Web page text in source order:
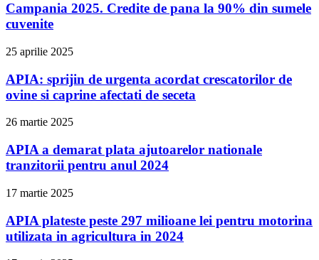
Campania 2025. Credite de pana la 90% din sumele
cuvenite
25 aprilie 2025
APIA: sprijin de urgenta acordat crescatorilor de
ovine si caprine afectati de seceta
26 martie 2025
APIA a demarat plata ajutoarelor nationale
tranzitorii pentru anul 2024
17 martie 2025
APIA plateste peste 297 milioane lei pentru motorina
utilizata in agricultura in 2024